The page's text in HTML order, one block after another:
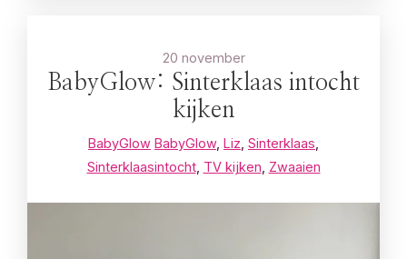
20 november
BabyGlow: Sinterklaas intocht
kijken
BabyGlow BabyGlow, Liz Sinterklaas
Sinterklaasintocht, TV kijken Zwaaien